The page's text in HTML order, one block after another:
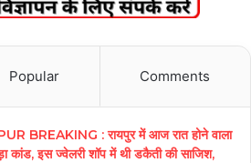
Popular Comments
BREAKING : रायपुर में आज रात होने वाला
कांड, इस ज्वेलरी शॉप में थी डकैती की साजिश,